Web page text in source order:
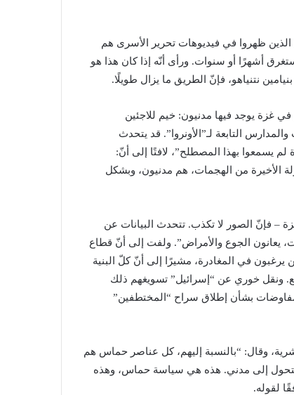
ظهروا في فيديوهات تحرير الأسرى هم
أشهرًا أو سنوات. ورأى أنّه إذا كان هذا هو
نتنياهو، فإنّ الطريق ما يزال طويلًا.
غزة يوجد فيها مدنيون: خيم للاجئين
التابعة لـ”الأونروا”. قد يتحدث
يسمعوا بهذا المصطلح”، لافتًا إلى أنّ:
الأخيرة من الهجمات، هم مدنيون، وبشكل
– فإنّ الصور لا تكذب. تتحدث البيانات عن
يعانون الجوع والأمراض”. ولفت إلى أنّ قطاع
في المغادرة، مشيرًا إلى أنّ كلّ البنية
ونقل خوري عن “إسرائيل” تسويغهم ذلك
بشأن إطلاق سراح “المختطفين”
وقال: “بالنسبة إليهم، كل عناصر حماس هم
إلى مدني. هذه هي سياسة حماس، وهذه
لقوله.